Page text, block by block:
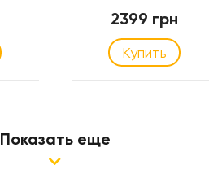
2399 грн
Купить
Показать еще